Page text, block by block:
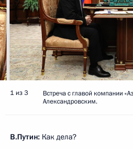
1 из 3
Встреча с главой компании
Александровским.
В.Путин: Как дела?